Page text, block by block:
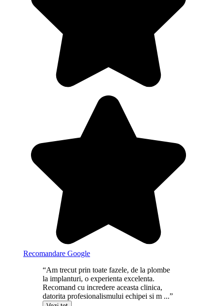
Recomandare Google
“Am trecut prin toate fazele, de la plombe
la implanturi, o experienta excelenta.
Recomand cu incredere aceasta clinica,
datorita profesionalismului echipei si m ...”